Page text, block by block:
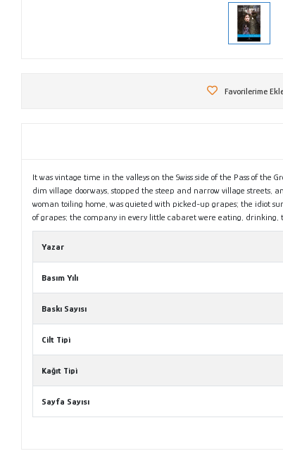
Favorilerime
It was vintage time in the valleys on the Swiss side of the Pass of
dim village doorways, stopped the steep and narrow village streets,
woman toiling home, was quieted with picked-up grapes; the idiot
of grapes; the company in every little cabaret were eating,
Yazar
Basım Yılı
Baskı Sayısı
Cilt Tipi
Kağıt Tipi
Sayfa Sayısı